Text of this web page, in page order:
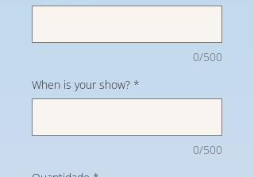
0/500
When is your show? *
0/500